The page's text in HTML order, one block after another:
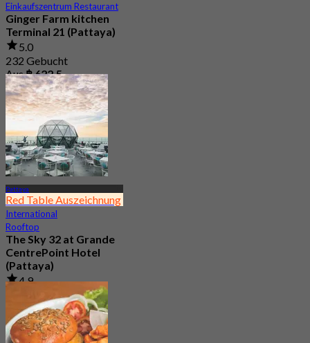
Einkaufszentrum Restaurant
Ginger Farm kitchen
Terminal 21 (Pattaya)
5.0
232 Gebucht
Aus฿ 622.5
Pattaya
Red Table Auszeichnung
International
Rooftop
The Sky 32 at Grande
CentrePoint Hotel
(Pattaya)
4.9
11.7K Gebucht
Aus฿ 980